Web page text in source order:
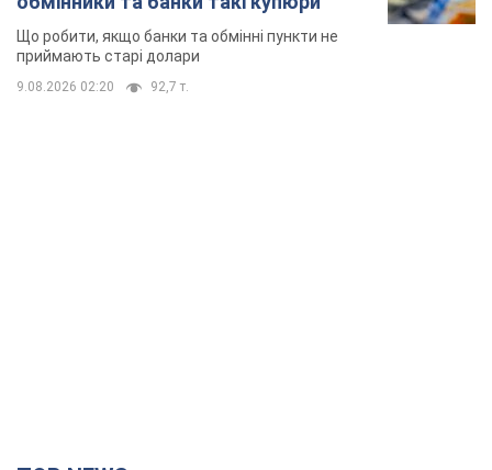
Що робити, якщо банки та обмінні пункти не
приймають старі долари
9.08.2026 02:20 92,7 т.